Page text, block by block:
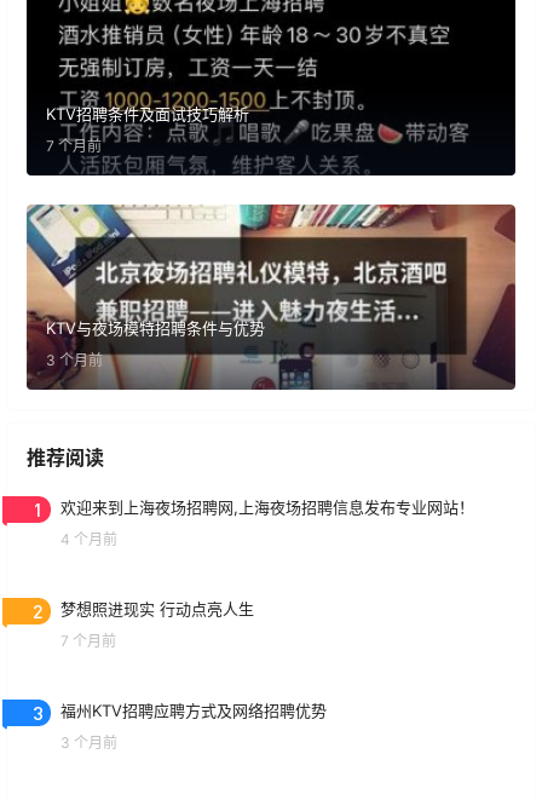
KTV招聘条件及面试技巧解析
7 个月前
KTV与夜场模特招聘条件与优势
3 个月前
推荐阅读
1 欢迎来到上海夜场招聘网,上海夜场招聘信息发布专业网站！
4 个月前
2 梦想照进现实 行动点亮人生
7 个月前
3 福州KTV招聘应聘方式及网络招聘优势
3 个月前